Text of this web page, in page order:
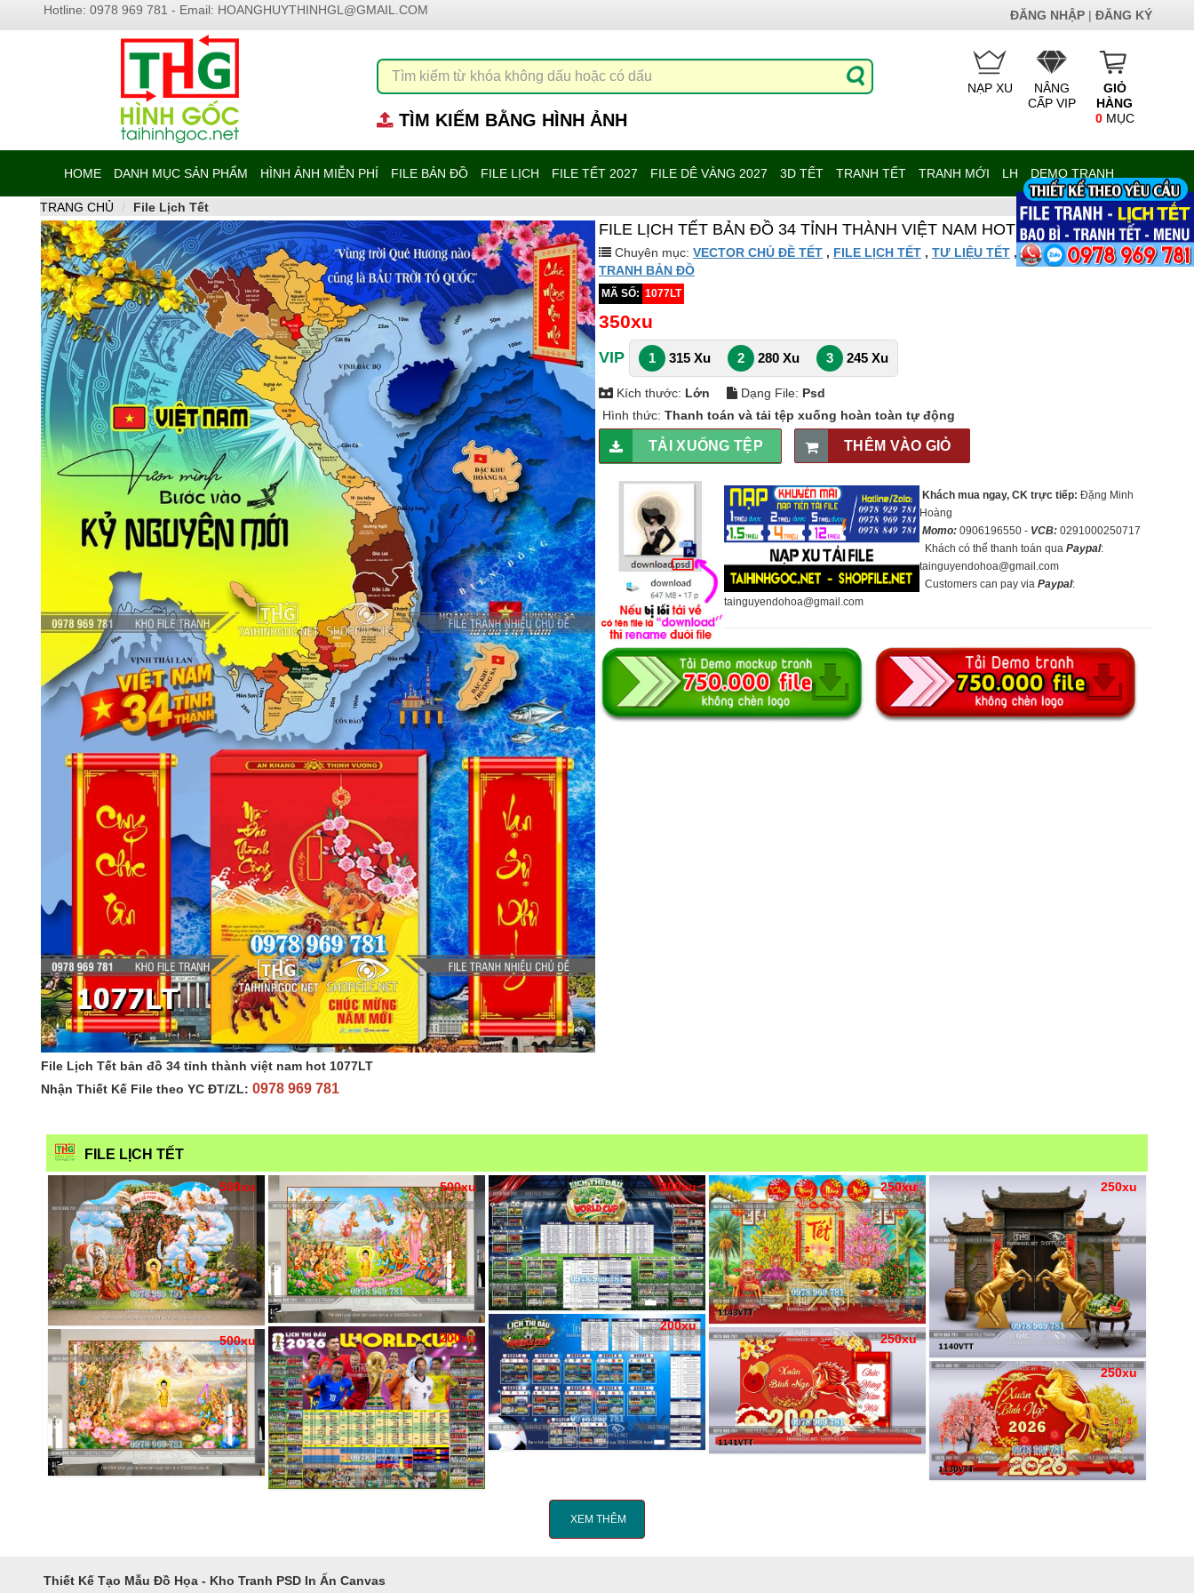
Hotline: 0978 969 781 - Email: HOANGHUYTHINHGL@GMAIL.COM ĐĂNG NHẬP | ĐĂNG KÝ
TÌM KIẾM BẰNG HÌNH ẢNH
GIỎ
HÀNG
0MỤC
NÂNG
CẤP VIP
NẠP XU
HOME DANH MỤC SẢN PHẨM HÌNH ẢNH MIỄN PHÍ FILE BẢN ĐỒ FILE LỊCH FILE TẾT 2027 FILE DÊ VÀNG 2027 3D TẾT TRANH TẾT TRANH MỚI LH DEMO TRANH
TRANG CHỦ File Lịch Tết
File Lịch Tết bản đồ 34 tỉnh thành việt nam hot 1077LT
Nhận Thiết Kế File theo YC ĐT/ZL: 0978 969 781
FILE LỊCH TẾT BẢN ĐỒ 34 TỈNH THÀNH VIỆT NAM HOT 1077LT
Chuyên mục: VECTOR CHỦ ĐỀ TẾT , FILE LỊCH TẾT , TƯ LIỆU TẾT ,TRANH TỔNG HỢP ,
TRANH BẢN ĐỒ
MÃ SỐ: 1077LT
350xu
VIP 1 315 Xu 2 280 Xu 3 245 Xu
Kích thước: Lớn Dạng File: Psd
Hình thức: Thanh toán và tải tệp xuống hoàn toàn tự động
TẢI XUỐNG TỆP THÊM VÀO GIỎ
Khách mua ngay, CK trực tiếp:Đặng Minh
Hoàng
Momo: 0906196550 - VCB: 0291000250717
Khách có thể thanh toán quaPaypal:
tainguyendohoa@gmail.com
Customers can pay viaPaypal:
tainguyendohoa@gmail.com
FILE LỊCH TẾT
500xu
500xu
500xu
200xu
200xu
200xu
250xu
250xu
250xu
250xu
XEM THÊM
Thiết Kế Tạo Mẫu Đồ Họa - Kho Tranh PSD In Ấn Canvas